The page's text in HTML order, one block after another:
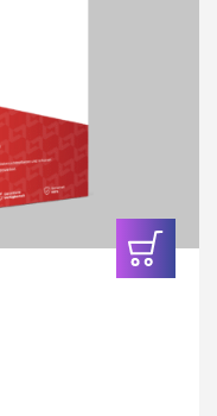
In den